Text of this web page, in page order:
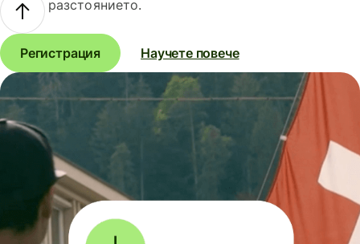
разстоянието.
Регистрация Научете повече